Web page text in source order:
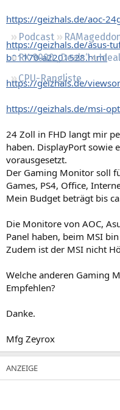
Podcast
RX 9000 „Deals“
CPU-Rangliste
https://geizhals.de/aoc-
https://geizhals.de/asus-
b01170-a2201528.html
https://geizhals.de/
https://geizhals.de/msi-
24 Zoll in FHD langt mir
haben. DisplayPort sowie
vorausgesetzt.
Der Gaming Monitor soll
Games, PS4, Office,
Mein Budget beträgt bis
Die Monitore von AOC,
Panel haben, beim MSI
Zudem ist der MSI nicht
Welche anderen Gaming
Empfehlen?
Danke.
Mfg Zeyrox